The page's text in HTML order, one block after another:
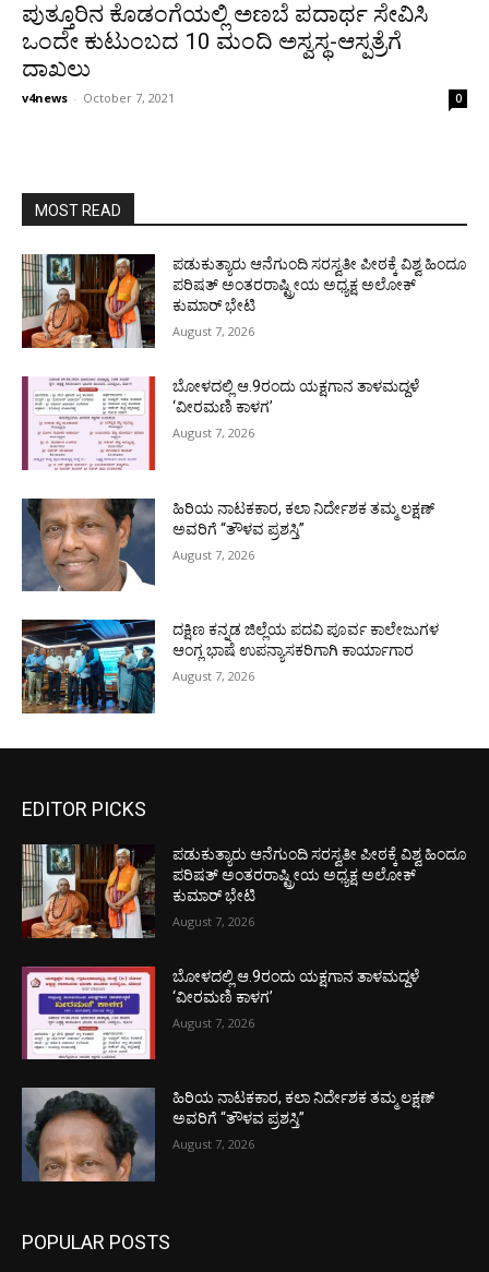
ಪುತ್ತೂರಿನ ಕೊಡಂಗೆಯಲ್ಲಿ ಅಣಬೆ ಪದಾರ್ಥ ಸೇವಿಸಿ
ಒಂದೇ ಕುಟುಂಬದ 10 ಮಂದಿ ಅಸ್ವಸ್ಥ-ಆಸ್ಪತ್ರೆಗೆ
ದಾಖಲು
v4news - October 7, 2021 0
MOST READ
ಪಡುಕುತ್ಯಾರು ಆನೆಗುಂದಿ ಸರಸ್ವತೀ ಪೀಠಕ್ಕೆ ವಿಶ್ವ ಹಿಂದೂ
ಪರಿಷತ್ ಅಂತರರಾಷ್ಟ್ರೀಯ ಅಧ್ಯಕ್ಷ ಅಲೋಕ್
ಕುಮಾರ್ ಭೇಟಿ
August 7, 2026
ಬೋಳದಲ್ಲಿ ಆ.9ರಂದು ಯಕ್ಷಗಾನ ತಾಳಮದ್ದಳೆ
‘ವೀರಮಣಿ ಕಾಳಗ’
August 7, 2026
ಹಿರಿಯ ನಾಟಕಕಾರ, ಕಲಾ ನಿರ್ದೇಶಕ ತಮ್ಮ ಲಕ್ಷಣ್
ಅವರಿಗೆ “ತೌಳವ ಪ್ರಶಸ್ತಿ”
August 7, 2026
ದಕ್ಷಿಣ ಕನ್ನಡ ಜಿಲ್ಲೆಯ ಪದವಿ ಪೂರ್ವ ಕಾಲೇಜುಗಳ
ಆಂಗ್ಲ ಭಾಷೆ ಉಪನ್ಯಾಸಕರಿಗಾಗಿ ಕಾರ್ಯಾಗಾರ
August 7, 2026
EDITOR PICKS
ಪಡುಕುತ್ಯಾರು ಆನೆಗುಂದಿ ಸರಸ್ವತೀ ಪೀಠಕ್ಕೆ ವಿಶ್ವ ಹಿಂದೂ
ಪರಿಷತ್ ಅಂತರರಾಷ್ಟ್ರೀಯ ಅಧ್ಯಕ್ಷ ಅಲೋಕ್
ಕುಮಾರ್ ಭೇಟಿ
August 7, 2026
ಬೋಳದಲ್ಲಿ ಆ.9ರಂದು ಯಕ್ಷಗಾನ ತಾಳಮದ್ದಳೆ
‘ವೀರಮಣಿ ಕಾಳಗ’
August 7, 2026
ಹಿರಿಯ ನಾಟಕಕಾರ, ಕಲಾ ನಿರ್ದೇಶಕ ತಮ್ಮ ಲಕ್ಷಣ್
ಅವರಿಗೆ “ತೌಳವ ಪ್ರಶಸ್ತಿ”
August 7, 2026
POPULAR POSTS